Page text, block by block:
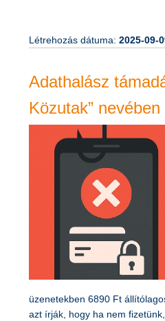
Létrehozás dátuma:2025-09-
Adathalász
Közutak” nevében
üzenetekben 6890 Ft
azt írják, hogy ha nem